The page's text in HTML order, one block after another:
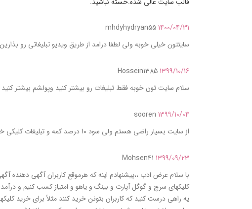
mhdyhydryan551400/04/31
سایتتون خیلی خوبه ولی لطفا درامد از طریق ویدیو تبلیغاتی رو
Hossein13851399/10/16
سلام سایت تون خوبه فقط تبلیغات رو بیشتر کنید و‌پولشم بیشتر کنید حداقل
sooren 1399/10/04
از سایت بسیار راضی هستم ولی سود 10 درصد کمه و تبلیغات کلیکی خیلی کم هستن
Mohsen41 1399/09/23
با سلام عرض ادب ،،پیشنهادم اینه که هرموقع کاربران آگهی دهنده
کلیکهای سرچ و گوگل آپارت و بینگ و یاهو و امتیاز کسب کنیم و
یه راهی درست کنید که کاربران بتونن خرید کنند مثلأ برای خرید